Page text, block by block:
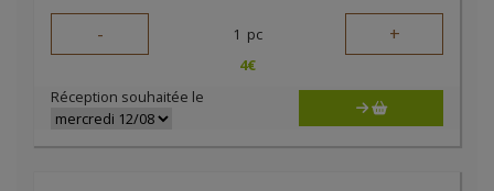
- 1 pc +
4€
Réception souhaitée le